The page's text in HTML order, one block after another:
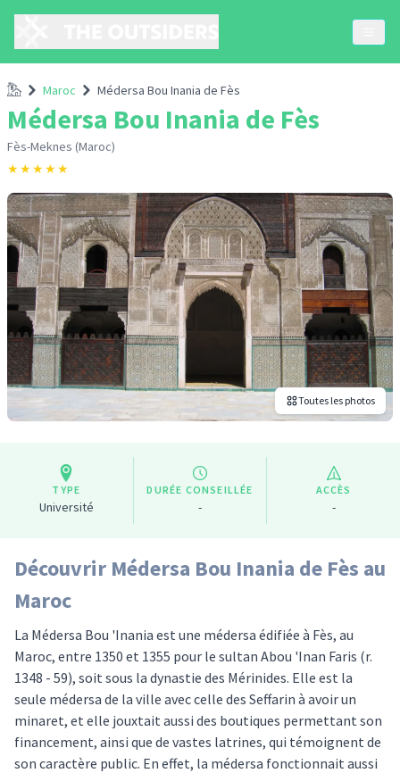
Accueil
Maroc Médersa Bou Inania de Fès
Médersa Bou Inania de Fès
Fès-Meknes (Maroc)
★★★★★
Toutes les photos
TYPE
Université
DURÉE CONSEILLÉE
-
ACCÈS
-
Découvrir Médersa Bou Inania de Fès au
Maroc
La Médersa Bou 'Inania est une médersa édifiée à Fès, au
Maroc, entre 1350 et 1355 pour le sultan Abou 'Inan Faris (r.
1348 - 59), soit sous la dynastie des Mérinides. Elle est la
seule médersa de la ville avec celle des Seffarin à avoir un
minaret, et elle jouxtait aussi des boutiques permettant son
financement, ainsi que de vastes latrines, qui témoignent de
son caractère public. En effet, la médersa fonctionnait aussi